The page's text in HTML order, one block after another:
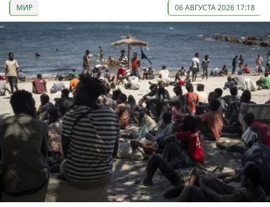
МИР 06 АВГУСТА 2026 17:18